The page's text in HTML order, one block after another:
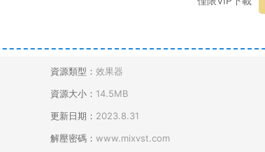
資源類型： 效果器
資源大小： 14.5MB
更新日期： 2023.8.31
解壓密碼： www.mixvst.com